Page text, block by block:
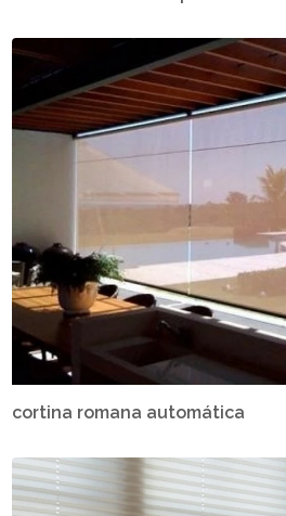
cortina romana automática